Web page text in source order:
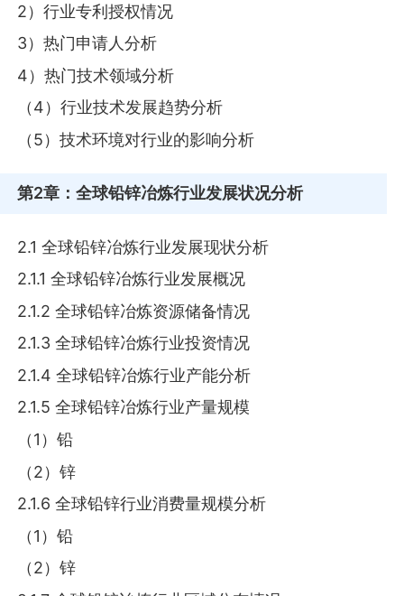
2）行业专利授权情况
3）热门申请人分析
4）热门技术领域分析
（4）行业技术发展趋势分析
（5）技术环境对行业的影响分析
第2章 ：全球铅锌冶炼行业发展状况分析
2.1 全球铅锌冶炼行业发展现状分析
2.1.1 全球铅锌冶炼行业发展概况
2.1.2 全球铅锌冶炼资源储备情况
2.1.3 全球铅锌冶炼行业投资情况
2.1.4 全球铅锌冶炼行业产能分析
2.1.5 全球铅锌冶炼行业产量规模
（1）铅
（2）锌
2.1.6 全球铅锌行业消费量规模分析
（1）铅
（2）锌